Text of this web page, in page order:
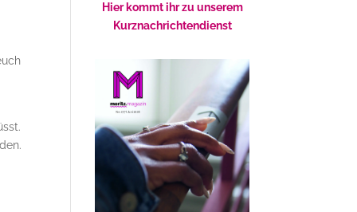
Hier kommt ihr zu unserem
Kurznachrichtendienst